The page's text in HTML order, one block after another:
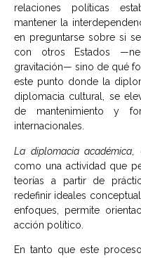
relaciones políticas
mantener la
en preguntarse sobre si
con otros Estados
gravitación— sino de qué
este punto donde la
diplomacia cultural, se
de mantenimiento y
internacionales.
La diplomacia académica
como una actividad que
teorías a partir de
redefinir ideales
enfoques, permite
acción político.
En tanto que este